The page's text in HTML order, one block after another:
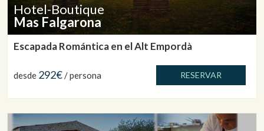
Hotel-Boutique
Mas Falgarona
Escapada Romántica en el Alt Empordà
desde 292€/ persona RESERVAR